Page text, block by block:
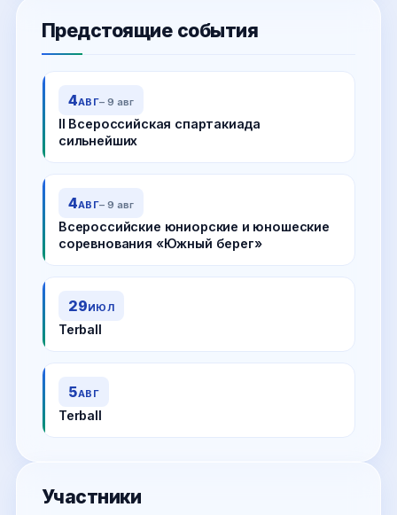
Предстоящие события
4АВГ– 9 авг
II Всероссийская спартакиада
сильнейших
4АВГ– 9 авг
Всероссийские юниорские и юношеские
соревнования «Южный берег»
29ИЮЛ
Terball
5АВГ
Terball
Участники